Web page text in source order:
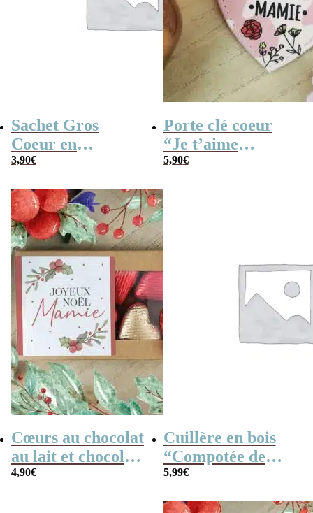
Sachet Gros
Coeur en
guimauve x 15 –
d’amour”
3,90€
Porte clé coeur
“Je t’aime
Mamie” – Cadeau
5,90€
Cœurs au chocolat
au lait et chocolat
noir praliné x8
4,90€
Cuillère en bois
“Compotée de
gros câlin”
5,99€